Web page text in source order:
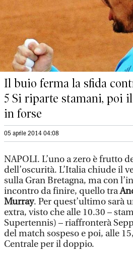
Il buio ferma la sfida
5 Si riparte stamani, poi
in forse
05 aprile 2014 04:08
NAPOLI. L’uno a zero è frutto
dell’oscurità. L’Italia chiude il
sulla Gran Bretagna, ma con
incontro da finire, quello tra
Murray. Per quest’ultimo sarà
extra, visto che alle 10.30 –
Supertennis) – riaffronterà
del match sospeso e poi, alle
Centrale per il doppio.